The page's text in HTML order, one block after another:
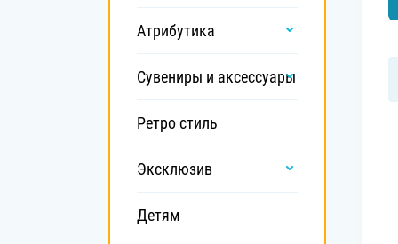
Атрибутика
Сувениры и аксессуары
Ретро стиль
Эксклюзив
Детям